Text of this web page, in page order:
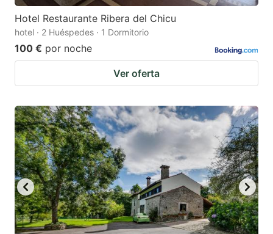
Hotel Restaurante Ribera del Chicu
hotel · 2 Huéspedes · 1 Dormitorio
100 € por noche
Ver oferta